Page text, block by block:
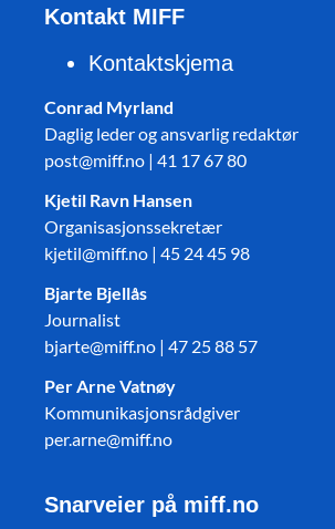
Kontakt MIFF
Kontaktskjema
Conrad Myrland
Daglig leder og ansvarlig redaktør
post@miff.no | 41 17 67 80
Kjetil Ravn Hansen
Organisasjonssekretær
kjetil@miff.no | 45 24 45 98
Bjarte Bjellås
Journalist
bjarte@miff.no | 47 25 88 57
Per Arne Vatnøy
Kommunikasjonsrådgiver
per.arne@miff.no
Snarveier på miff.no